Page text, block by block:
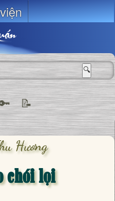
🔍
📝
Hương
chói lọi